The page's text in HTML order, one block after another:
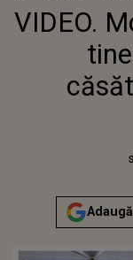
AU
VIDEO.